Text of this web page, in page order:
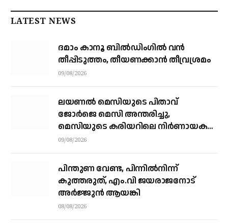
LATEST NEWS
ദമാം കാനൂ ബിൽഡിംഗിൽ വൻ
തീപ്പിടുത്തം, തീയണക്കാൻ തീവ്രശ്രമം
09/08/2026
ലയണൽ മെസിയുടെ പിതാവ്
ജോർജെ മെസി അന്തരിച്ചു, ​
മെസിയുടെ കരിയറിലെ നിർണായക
ശക്തി
09/08/2026
പിന്തുണ വേണ്ട, പിന്നിൽനിന്ന്
കുത്തരുത്, എം.വി ജയരാജനോട്
അർജ്ജുൻ ആയങ്കി
08/08/2026